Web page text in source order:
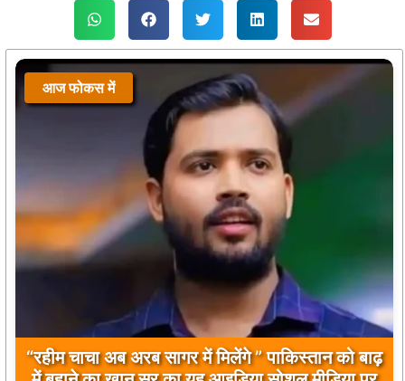
आज फोकस में